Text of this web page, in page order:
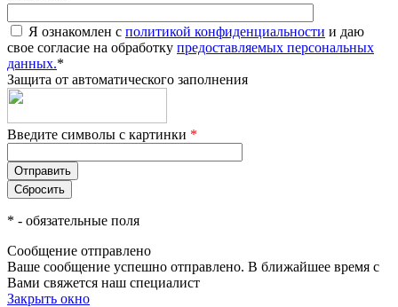
Я ознакомлен с политикой конфиденциальности и даю
свое согласие на обработку предоставляемых персональных
данных.*
Защита от автоматического заполнения
Введите символы с картинки *
* - обязательные поля
Сообщение отправлено
Ваше сообщение успешно отправлено. В ближайшее время с
Вами свяжется наш специалист
Закрыть окно